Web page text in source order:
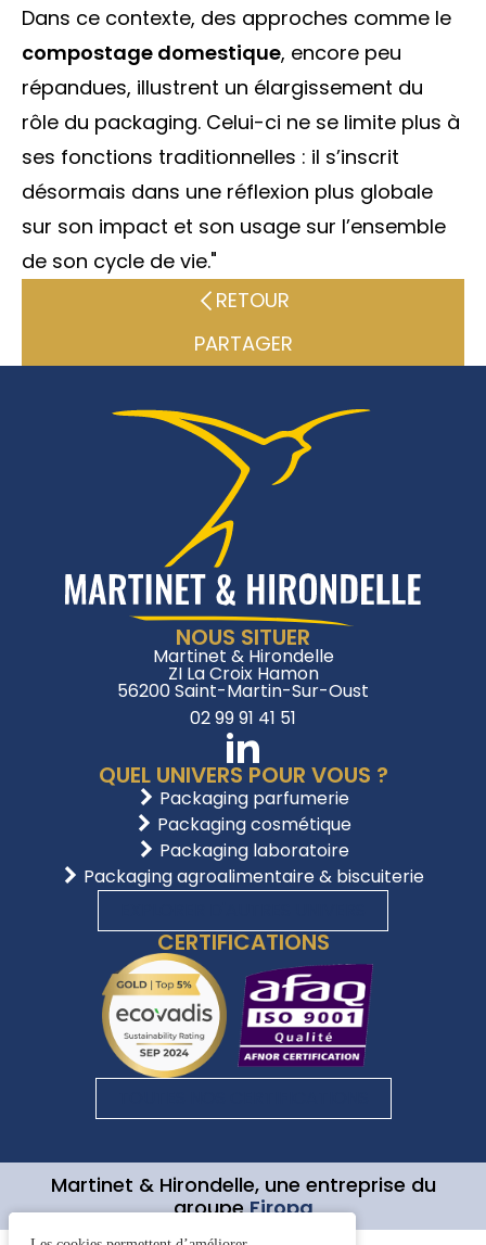
Dans ce contexte, des approches comme le
compostage domestique, encore peu
répandues, illustrent un élargissement du
rôle du packaging. Celui-ci ne se limite plus à
ses fonctions traditionnelles : il s’inscrit
désormais dans une réflexion plus globale
sur son impact et son usage sur l’ensemble
de son cycle de vie."
RETOUR
PARTAGER
NOUS SITUER
Martinet & Hirondelle
ZI La Croix Hamon
56200 Saint-Martin-Sur-Oust
02 99 91 41 51
QUEL UNIVERS POUR VOUS ?
Packaging parfumerie
Packaging cosmétique
Packaging laboratoire
Packaging agroalimentaire & biscuiterie
CERTIFICATIONS
Martinet & Hirondelle, une entreprise du
groupeFiropa